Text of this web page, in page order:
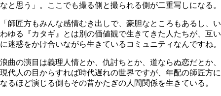
なと思う」。ここでも撮る側と撮られる側が二重写しになる。
「師匠方もみんな感情むき出しで、豪胆なところもあるし、い
わゆる『カタギ』とは別の価値観で生きてきた人たちが、互い
に迷惑をかけ合いながら生きているコミュニティなんですね。
浪曲の演目は義理人情とか、仇討ちとか、道ならぬ恋だとか、
現代人の目からすれば時代遅れの世界ですが、年配の師匠方に
なるほど演じる側もその昔かたぎの人間関係を生きている。